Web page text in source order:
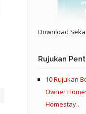
Download
Rujukan
10 Rujukan
Owner
Homestay..